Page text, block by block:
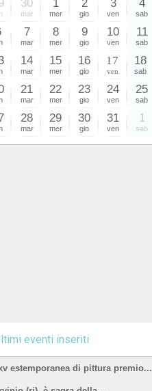
30
mar
1
mer
2
gio
3
ven
4
sab
7
mar
8
mer
9
gio
10
ven
11
sab
14
mar
15
mer
16
gio
17
ven
18
sab
21
mar
22
mer
23
gio
24
ven
25
sab
28
mar
29
mer
30
gio
31
ven
1
sab
eventi inseriti
estemporanea di pittura premio...